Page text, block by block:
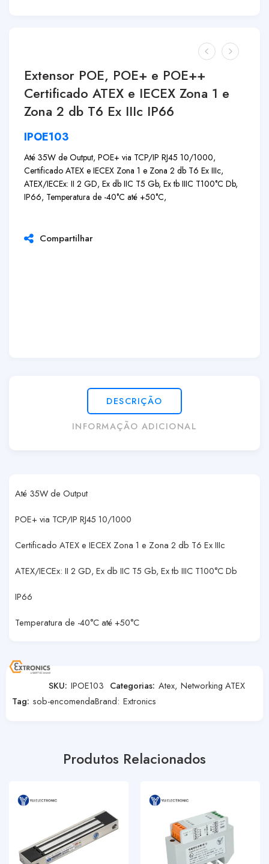
Extensor POE, POE+ e POE++
Certificado ATEX e IECEX Zona 1 e
Zona 2 db T6 Ex IIIc IP66
IPOE103
Até 35W de Output, POE+ via TCP/IP RJ45 10/1000,
Certificado ATEX e IECEX Zona 1 e Zona 2 db T6 Ex IIIc,
ATEX/IECEx: II 2 GD, Ex db IIC T5 Gb, Ex tb IIIC T100°C Db,
IP66, Temperatura de -40°C até +50°C,
Compartilhar
DESCRIÇÃO
INFORMAÇÃO ADICIONAL
Até 35W de Output
POE+ via TCP/IP RJ45 10/1000
Certificado ATEX e IECEX Zona 1 e Zona 2 db T6 Ex IIIc
ATEX/IECEx: II 2 GD, Ex db IIC T5 Gb, Ex tb IIIC T100°C Db
IP66
Temperatura de -40°C até +50°C
SKU: IPOE103 Categorias: Atex, Networking ATEX
Tag: sob-encomendaBrand: Extronics
Produtos Relacionados